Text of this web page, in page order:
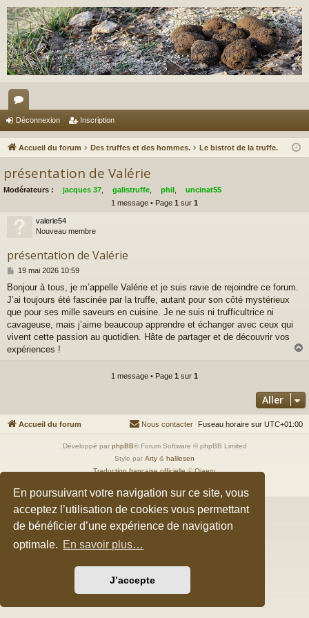
En poursuivant votre navigation sur ce site, vous
acceptez l’utilisation de cookies vous permettant
de bénéficier d’une expérience de navigation
optimale. En savoir plus…
J’accepte
or
u
Déconnexion Inscription
Accueil du forum Des truffes et des hommes. Le bistrot de la truffe.
présentation de Valérie
Modérateurs : jacques 37 galistruffe phil
uncinat55
1 message • Page 1 sur 1
valerie54
Nouveau membre
présentation de Valérie
M
s
s
a
g
19 mai 2026 10:59
Bonjour à tous, je m’appelle Valérie et je suis ravie de rejoindre ce forum.
J’ai toujours été fascinée par la truffe, autant pour son côté mystérieux
que pour ses mille saveurs en cuisine. Je ne suis ni trufficultrice ni
cavageuse, mais j’aime beaucoup apprendre et échanger avec ceux qui
vivent cette passion au quotidien. Hâte de partager et de découvrir vos
expériences !
1 message • Page 1 sur 1
Aller
Accueil du forum Fuseau horaire sur UTC+01:00
Nous contacter
Développé par phpBB® Forum Software © phpBB Limited
Style par Arty & halilesen
Traduction française officielle©Qiaeru